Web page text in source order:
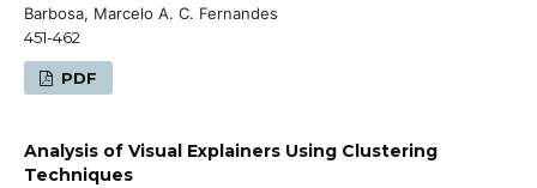
Barbosa, Marcelo A. C. Fernandes
451-462
PDF
Analysis of Visual Explainers Using Clustering
Techniques